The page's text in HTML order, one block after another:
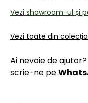
Vezi showroom-ul și
Vezi toate din
Ai nevoie de
scrie-ne pe